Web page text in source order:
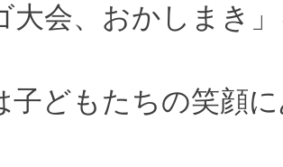
会、おかしまき
子どもたちの笑顔に